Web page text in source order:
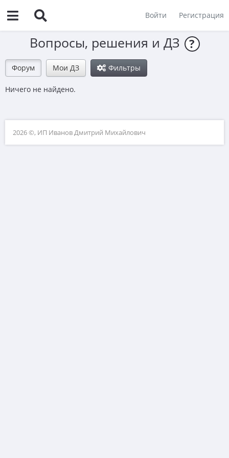
Войти Регистрация
Вопросы, решения и ДЗ ?
Форум Мои ДЗ Фильтры
Ничего не найдено.
2026 ©, ИП Иванов Дмитрий Михайлович